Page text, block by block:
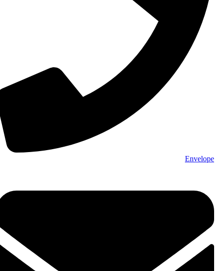
Envelope